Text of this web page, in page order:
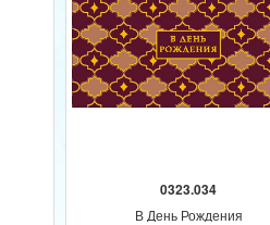
0323.034
В День Рождения